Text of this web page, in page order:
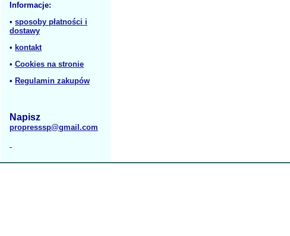
Informacje:
• sposoby płatności i
dostawy
• kontakt
• Cookies na stronie
• Regulamin zakupów
Napisz
propresssp@gmail.com